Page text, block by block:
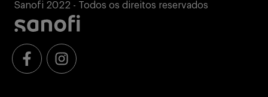
Sanofi 2022 - Todos os direitos reservados